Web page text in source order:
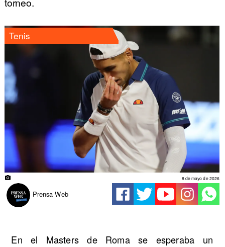
Tenis
Prensa Web
8 de mayo de 2026
En el Masters de Roma se esperaba un